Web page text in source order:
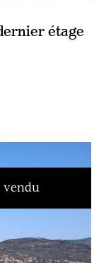
étage
vendu